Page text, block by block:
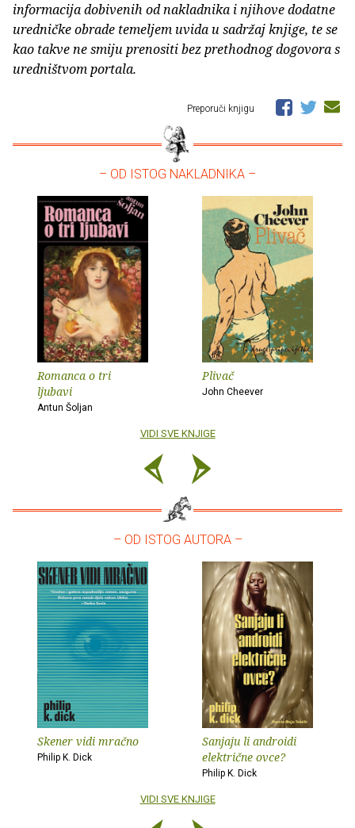
informacija dobivenih od nakladnika i njihove dodatne
uredničke obrade temeljem uvida u sadržaj knjige, te se
kao takve ne smiju prenositi bez prethodnog dogovora s
uredništvom portala.
Preporuči knjigu
– OD ISTOG NAKLADNIKA –
Romanca o tri
ljubavi
Antun Šoljan
Plivač
John Cheever
VIDI SVE KNJIGE
– OD ISTOG AUTORA –
Skener vidi mračno
Philip K. Dick
Sanjaju li androidi
električne ovce?
Philip K. Dick
VIDI SVE KNJIGE